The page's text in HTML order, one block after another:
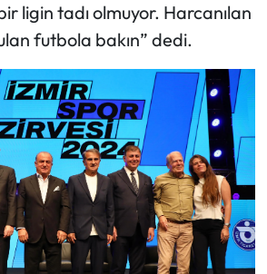
ligin tadı olmuyor. Harcanılan
futbola bakın” dedi.